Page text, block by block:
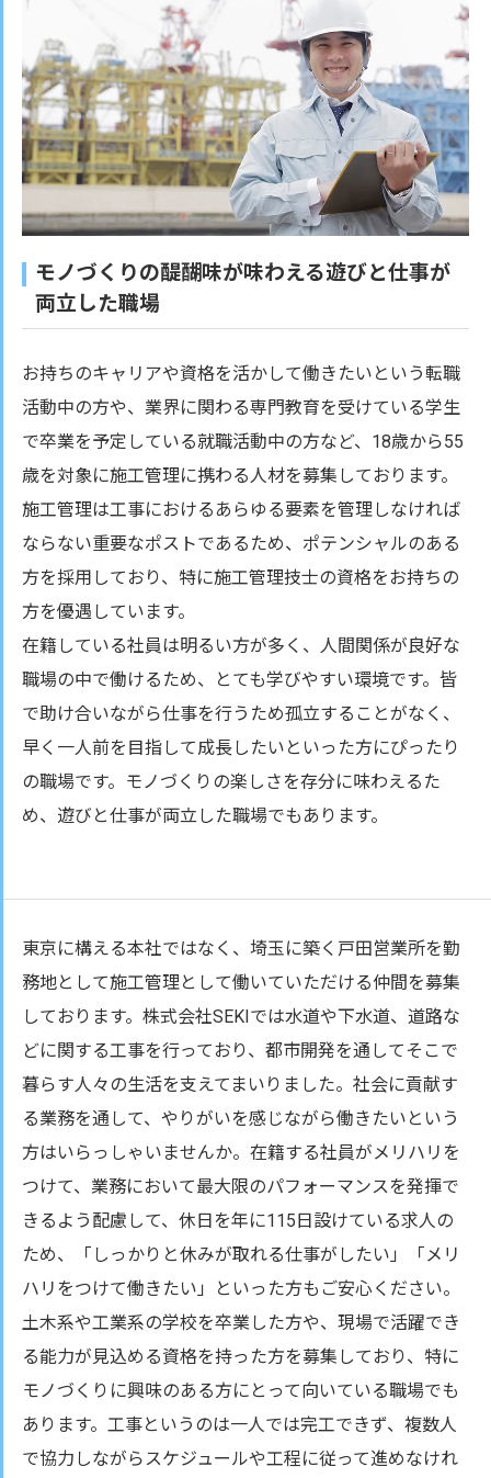
モノづくりの醍醐味が味わえる遊びと仕事が
両立した職場
お持ちのキャリアや資格を活かして働きたいという転職
活動中の方や、業界に関わる専門教育を受けている学生
で卒業を予定している就職活動中の方など、18歳から55
歳を対象に施工管理に携わる人材を募集しております。
施工管理は工事におけるあらゆる要素を管理しなければ
ならない重要なポストであるため、ポテンシャルのある
方を採用しており、特に施工管理技士の資格をお持ちの
方を優遇しています。
在籍している社員は明るい方が多く、人間関係が良好な
職場の中で働けるため、とても学びやすい環境です。皆
で助け合いながら仕事を行うため孤立することがなく、
早く一人前を目指して成長したいといった方にぴったり
の職場です。モノづくりの楽しさを存分に味わえるた
め、遊びと仕事が両立した職場でもあります。
東京に構える本社ではなく、埼玉に築く戸田営業所を勤
務地として施工管理として働いていただける仲間を募集
しております。株式会社SEKIでは水道や下水道、道路な
どに関する工事を行っており、都市開発を通してそこで
暮らす人々の生活を支えてまいりました。社会に貢献す
る業務を通して、やりがいを感じながら働きたいという
方はいらっしゃいませんか。在籍する社員がメリハリを
つけて、業務において最大限のパフォーマンスを発揮で
きるよう配慮して、休日を年に115日設けている求人の
ため、「しっかりと休みが取れる仕事がしたい」「メリ
ハリをつけて働きたい」といった方もご安心ください。
土木系や工業系の学校を卒業した方や、現場で活躍でき
る能力が見込める資格を持った方を募集しており、特に
モノづくりに興味のある方にとって向いている職場でも
あります。工事というのは一人では完工できず、複数人
で協力しながらスケジュールや工程に従って進めなけれ